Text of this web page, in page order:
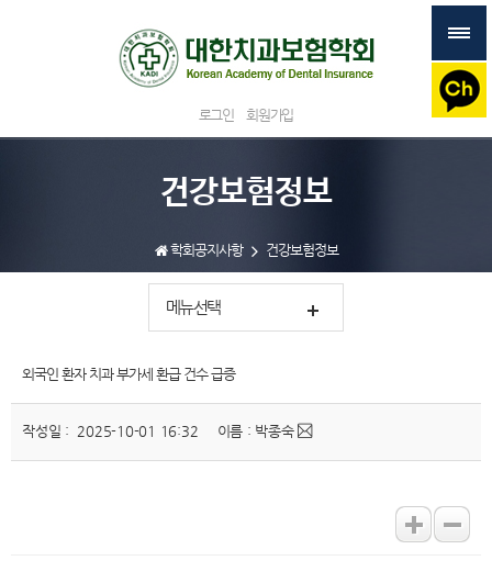
로그인 회원가입
건강보험정보
학회공지사항 건강보험정보
메뉴선택
외국인 환자 치과 부가세 환급 건수 급증
작성일 : 2025-10-01 16:32 이름 : 박종숙